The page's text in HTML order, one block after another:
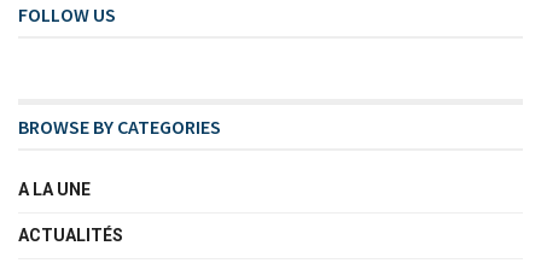
FOLLOW US
BROWSE BY CATEGORIES
A LA UNE
ACTUALITÉS